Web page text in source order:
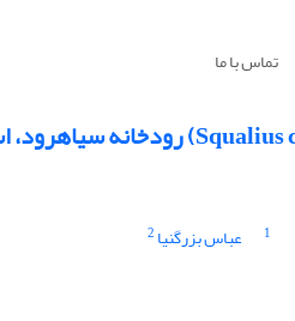
تماس با ما
1 عباس بزرگنیا 2